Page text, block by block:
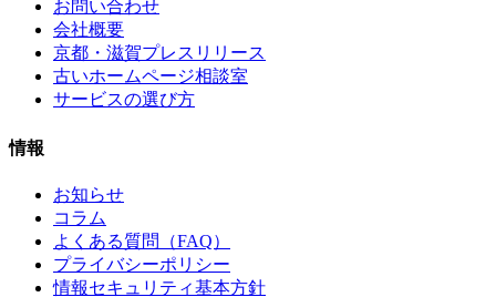
お問い合わせ
会社概要
京都・滋賀プレスリリース
古いホームページ相談室
サービスの選び方
情報
お知らせ
コラム
よくある質問（FAQ）
プライバシーポリシー
情報セキュリティ基本方針